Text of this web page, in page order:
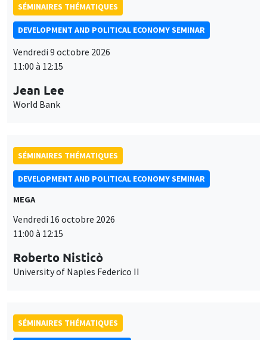
SÉMINAIRES THÉMATIQUES
DEVELOPMENT AND POLITICAL ECONOMY SEMINAR
Vendredi 9 octobre 2026
11:00 à 12:15
Jean Lee
World Bank
SÉMINAIRES THÉMATIQUES
DEVELOPMENT AND POLITICAL ECONOMY SEMINAR
MEGA
Vendredi 16 octobre 2026
11:00 à 12:15
Roberto Nisticò
University of Naples Federico II
SÉMINAIRES THÉMATIQUES